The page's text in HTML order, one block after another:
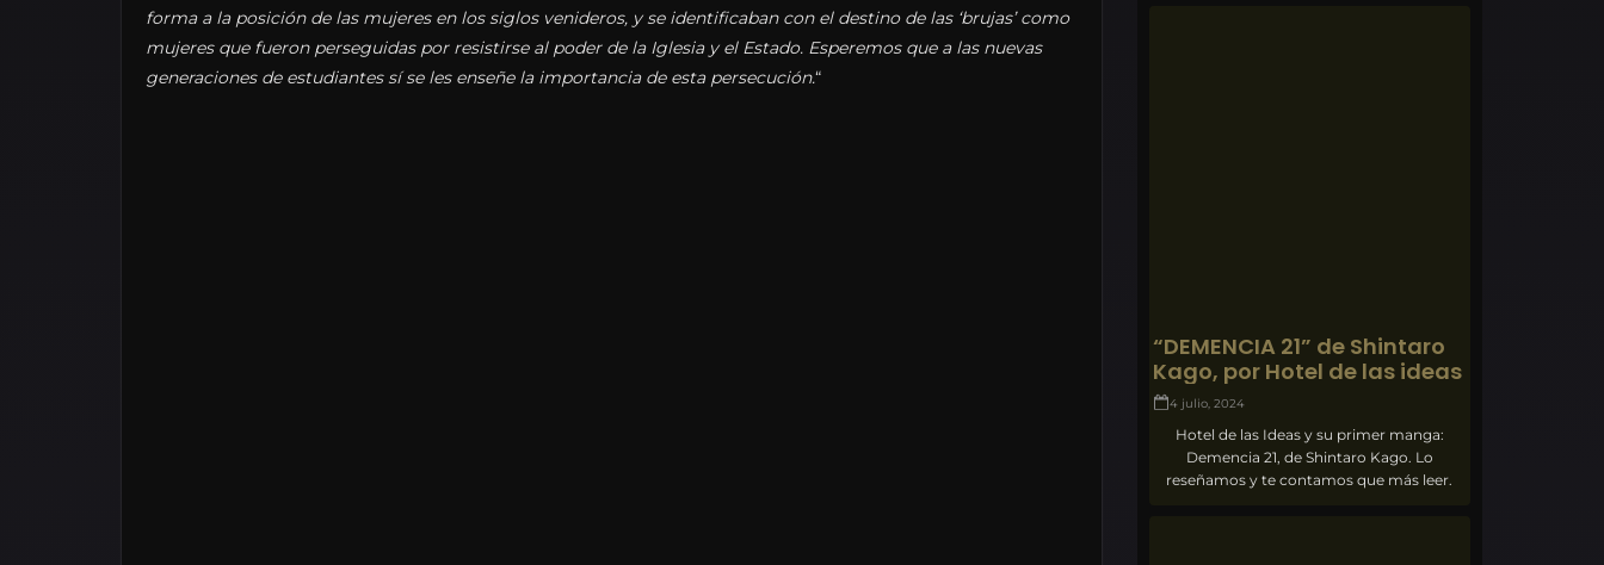
forma a la posición de las mujeres en los siglos venideros, y se identificaban con el destino de las ‘brujas’ como
mujeres que fueron perseguidas por resistirse al poder de la Iglesia y el Estado. Esperemos que a las nuevas
generaciones de estudiantes sí se les enseñe la importancia de esta persecución.“
“DEMENCIA 21” de Shintaro
Kago, por Hotel de las ideas
4 julio, 2024
Hotel de las Ideas y su primer manga:
Demencia 21, de Shintaro Kago. Lo
reseñamos y te contamos que más leer.